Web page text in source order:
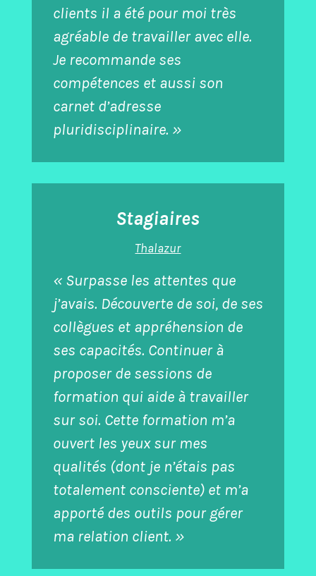
clients il a été pour moi très
agréable de travailler avec elle.
Je recommande ses
compétences et aussi son
carnet d’adresse
pluridisciplinaire. »
Stagiaires
Thalazur
« Surpasse les attentes que
j’avais. Découverte de soi, de ses
collègues et appréhension de
ses capacités. Continuer à
proposer de sessions de
formation qui aide à travailler
sur soi. Cette formation m’a
ouvert les yeux sur mes
qualités (dont je n’étais pas
totalement consciente) et m’a
apporté des outils pour gérer
ma relation client. »